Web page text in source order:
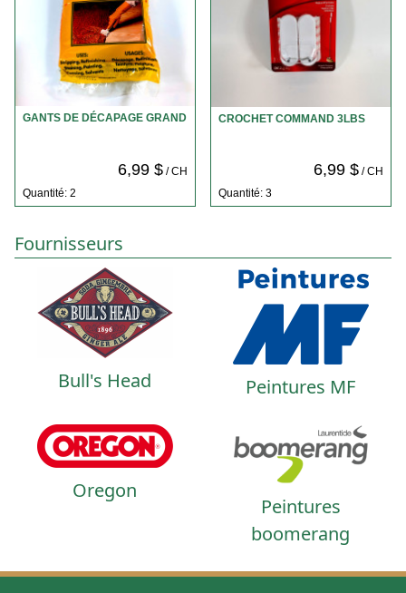
GANTS DE DÉCAPAGE GRAND
6,99 $/ CH
Quantité: 2
CROCHET COMMAND 3LBS
6,99 $/ CH
Quantité: 3
Fournisseurs
Bull's Head Peintures MF
Oregon
Peintures
boomerang